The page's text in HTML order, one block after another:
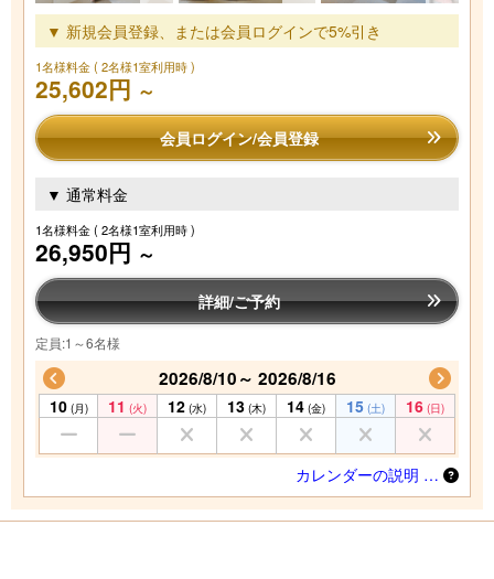
▼ 新規会員登録、または会員ログインで5%引き
1名様料金( 2名様1室利用時 )
25,602円 ～
会員ログイン/会員登録
▼ 通常料金
1名様料金( 2名様1室利用時 )
26,950円 ～
詳細/ご予約
定員:1～6名様
2026/8/10～ 2026/8/16
10 (月) 11 (火) 12 (水) 13 (木) 14 (金) 15 (土) 16 (日)
カレンダーの説明 …